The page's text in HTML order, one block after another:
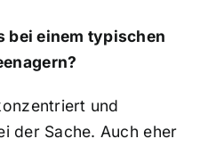
bei einem typischen
und
der Sache. Auch eher